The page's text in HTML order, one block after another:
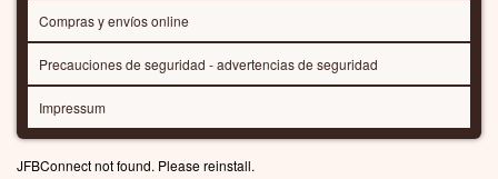
Compras y envíos online
Precauciones de seguridad - advertencias de seguridad
Impressum
JFBConnect not found. Please reinstall.